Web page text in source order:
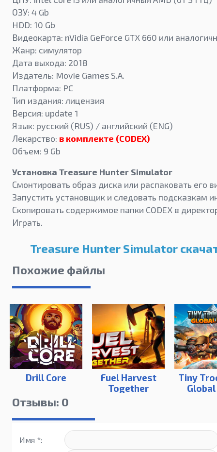
ОЗУ: 4 Gb
HDD: 10 Gb
Видеокарта: nVidia GeForce GTX 660 или
Жанр: симулятор
Дата выхода: 2018
Издатель: Movie Games S.A.
Платформа: PC
Тип издания: лицензия
Версия: update 1
Язык: русский (RUS) / английский (ENG)
Лекарство: в комплекте (CODEX)
Объем: 9 Gb
Установка Treasure Hunter Simulator
Смонтировать образ диска или распаковать его
Запустить установщик и следовать подсказкам
Скопировать содержимое папки CODEX в
Играть.
Treasure Hunter Simulator
Похожие файлы
Drill Core
Fuel Harvest
Together
Tiny
Global
Отзывы: 0
Имя *: